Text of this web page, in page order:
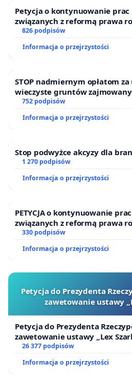
Petycja o kontynuowanie
związanych z reformą prawa
826 podpisów
Informacja o przejrzystości
STOP nadmiernym opłatom
wieczyste gruntów
ogrody działkowe.
752 podpisów
Informacja o przejrzystości
Stop podwyżce akcyzy dla
1 270 podpisów
Informacja o przejrzystości
PETYCJA o kontynuowanie
związanych z reformą prawa
330 podpisów
Informacja o przejrzystości
Petycja do Prezydenta
zawetowanie ustawy
Petycja do Prezydenta
zawetowanie ustawy „Lex
26 377 podpisów
Informacja o przejrzystości